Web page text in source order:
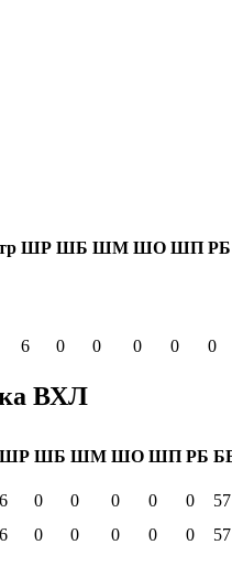
ШР ШБ ШМ ШО ШП РБ
6 0 0 0 0 0
ВХЛ
ШР ШБ ШМ ШО ШП РБ
6 0 0 0 0 0
57
6 0 0 0 0 0
57